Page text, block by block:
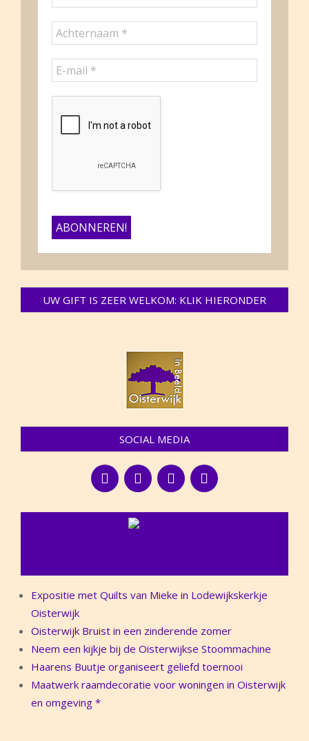
UW GIFT IS ZEER WELKOM: KLIK HIERONDER
SOCIAL MEDIA
Expositie met Quilts van Mieke in Lodewijkskerkje
Oisterwijk
Oisterwijk Bruist in een zinderende zomer
Neem een kijkje bij de Oisterwijkse Stoommachine
Haarens Buutje organiseert geliefd toernooi
Maatwerk raamdecoratie voor woningen in Oisterwijk
en omgeving *